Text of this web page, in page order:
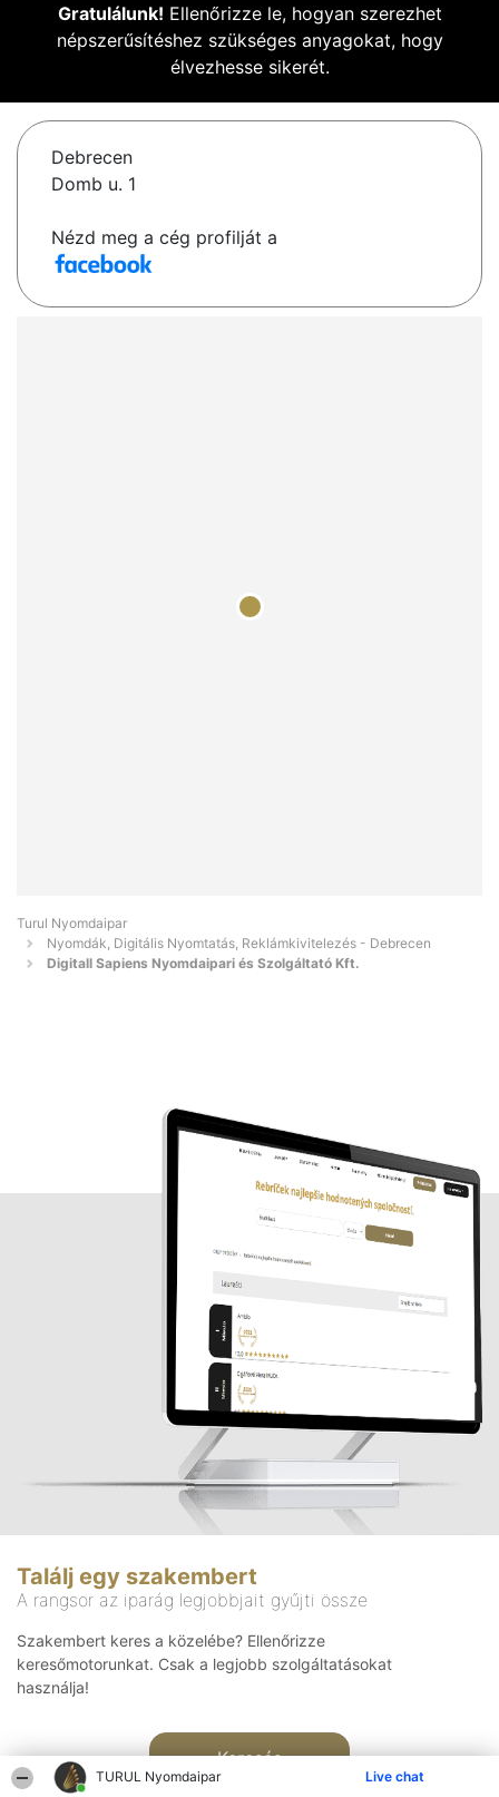
TURUL Nyomdaipar Live chat
Gratulálunk! Ellenőrizze le, hogyan szerezhet
népszerűsítéshez szükséges anyagokat, hogy
élvezhesse sikerét.
Debrecen
Domb u. 1
Nézd meg a cég profilját a
Turul Nyomdaipar
Nyomdák, Digitális Nyomtatás, Reklámkivitelezés - Debrecen
Digitall Sapiens Nyomdaipari és Szolgáltató Kft.
Találj egy szakembert
A rangsor az iparág legjobbjait gyűjti össze
Szakembert keres a közelébe? Ellenőrizze
keresőmotorunkat. Csak a legjobb szolgáltatásokat
használja!
Keresés